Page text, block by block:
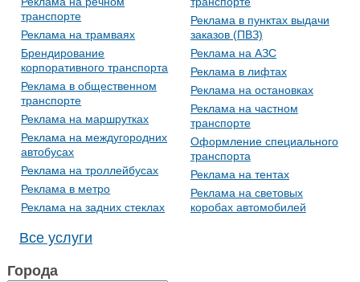
транспорте
Реклама на трамваях
Брендирование
корпоративного транспорта
Реклама в общественном
транспорте
Реклама на маршрутках
Реклама на междугородних
автобусах
Реклама на троллейбусах
Реклама в метро
Реклама на задних стеклах
Реклама в пунктах выдачи
заказов (ПВЗ)
Реклама на АЗС
Реклама в лифтах
Реклама на остановках
Реклама на частном
транспорте
Оформление специального
транспорта
Реклама на тентах
Реклама на световых
коробах автомобилей
Все услуги
Города